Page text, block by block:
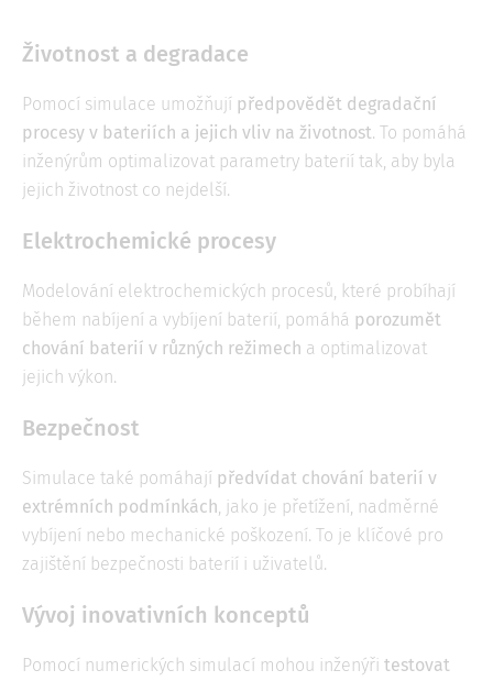
Životnost a degradace
Pomocí simulace umožňují předpovědět degradační
procesy v bateriích a jejich vliv na životnost. To pomáhá
inženýrům optimalizovat parametry baterií tak, aby byla
jejich životnost co nejdelší.
Elektrochemické procesy
Modelování elektrochemických procesů, které probíhají
během nabíjení a vybíjení baterií, pomáhá porozumět
chování baterií v různých režimech a optimalizovat
jejich výkon.
Bezpečnost
Simulace také pomáhají předvídat chování baterií v
extrémních podmínkách, jako je přetížení, nadměrné
vybíjení nebo mechanické poškození. To je klíčové pro
zajištění bezpečnosti baterií i uživatelů.
Vývoj inovativních konceptů
Pomocí numerických simulací mohou inženýři testovat